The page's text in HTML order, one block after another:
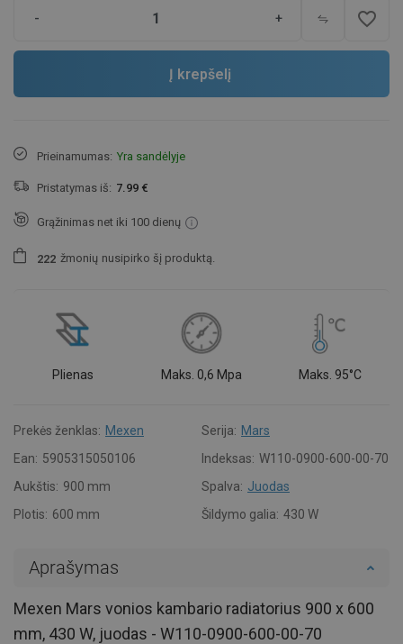
- + favorite_border
Į krepšelį
Prieinamumas: Yra sandėlyje
Pristatymas iš: 7.99 €
Grąžinimas net iki 100 dienų
222 žmonių nusipirko šį produktą.
Plienas Maks. 0,6 Mpa Maks. 95°C
Prekės ženklas: Mexen Serija: Mars
Ean: 5905315050106 Indeksas: W110-0900-600-00-70
Aukštis: 900 mm Spalva: Juodas
Plotis: 600 mm Šildymo galia: 430 W
Aprašymas
Mexen Mars vonios kambario radiatorius 900 x 600
mm, 430 W, juodas - W110-0900-600-00-70